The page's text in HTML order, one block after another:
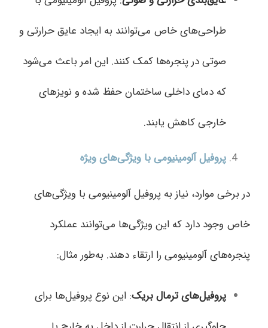
طراحی‌های خاص می‌توانند به ایجاد عایق حرارتی و
صوتی در پنجره‌ها کمک کنند. این امر باعث می‌شود
که دمای داخلی ساختمان حفظ شده و نویزهای
خارجی کاهش یابند.
پروفیل‌ آلومینیومی با ویژگی‌های ویژه
در برخی موارد، نیاز به پروفیل‌ آلومینیومی با ویژگی‌های
خاص وجود دارد که این ویژگی‌ها می‌توانند عملکرد
پنجره‌های آلومینیومی را ارتقاء دهند. به‌طور مثال:
پروفیل‌های ترمال بریک: این نوع پروفیل‌ها برای